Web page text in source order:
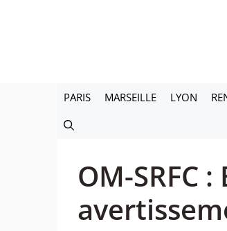
PARIS MARSEILLE LYON
OM-SRFC